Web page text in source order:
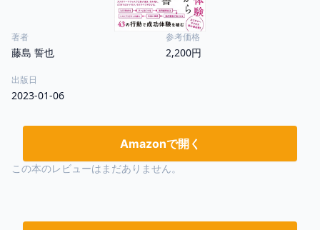
著者
藤島 誓也
参考価格
2,200円
出版日
2023-01-06
Amazonで開く
この本のレビューはまだありません。